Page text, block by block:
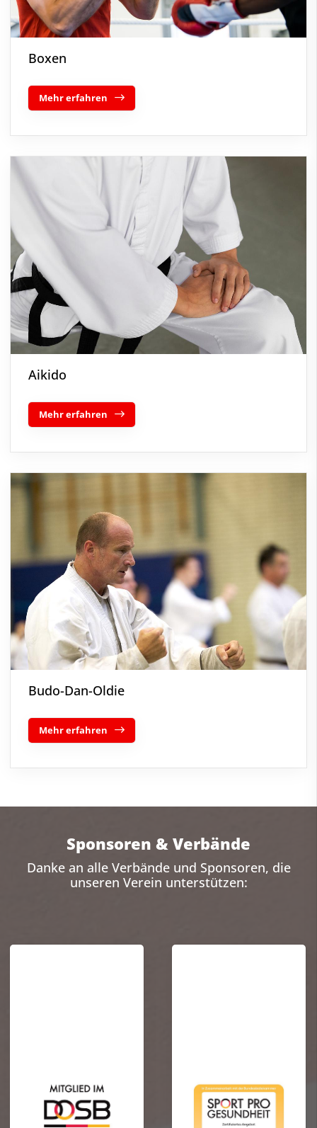
Boxen
Mehr erfahren
Aikido
Mehr erfahren
Budo-Dan-Oldie
Mehr erfahren
Sponsoren & Verbände
Danke an alle Verbände und Sponsoren, die
unseren Verein unterstützen: